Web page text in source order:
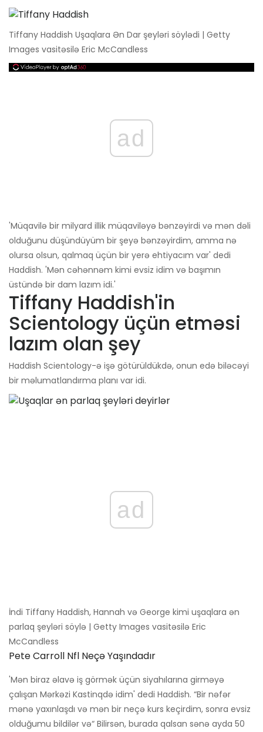
Tiffany Haddish Uşaqlara Ən Dar şeyləri söylədi | Getty
Images vasitəsilə Eric McCandless
ad
'Müqavilə bir milyard illik müqaviləyə bənzəyirdi və mən dəli
olduğunu düşündüyüm bir şeyə bənzəyirdim, amma nə
olursa olsun, qalmaq üçün bir yerə ehtiyacım var' dedi
Haddish. 'Mən cəhənnəm kimi evsiz idim və başımın
üstündə bir dam lazım idi.'
Tiffany Haddish'in
Scientology üçün etməsi
lazım olan şey
Haddish Scientology-ə işə götürüldükdə, onun edə biləcəyi
bir məlumatlandırma planı var idi.
ad
İndi Tiffany Haddish, Hannah və George kimi uşaqlara ən
parlaq şeyləri söylə | Getty Images vasitəsilə Eric
McCandless
Pete Carroll Nfl Neçə Yaşındadır
'Mən biraz əlavə iş görmək üçün siyahılarına girməyə
çalışan Mərkəzi Kastinqdə idim' dedi Haddish. “Bir nəfər
mənə yaxınlaşdı və mən bir neçə kurs keçirdim, sonra evsiz
olduğumu bildilər və“ Bilirsən, burada qalsan sənə ayda 50